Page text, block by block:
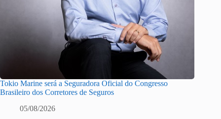
Tokio Marine será a Seguradora Oficial do Congresso
Brasileiro dos Corretores de Seguros
05/08/2026